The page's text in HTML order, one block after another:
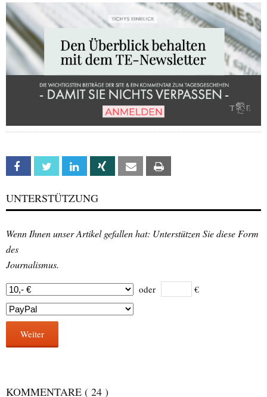
Facebook Twitter Linkedin Xing Email
UNTERSTÜTZUNG
Wenn Ihnen unser Artikel gefallen hat: Unterstützen Sie diese Form
des
Journalismus.
oder €
Weiter
KOMMENTARE ( 24 )